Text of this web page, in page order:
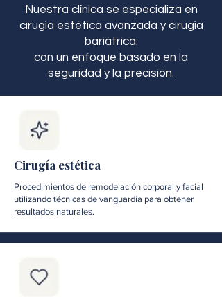
Nuestra clínica se especializa en
cirugía estética avanzada y cirugía
bariátrica.
con un enfoque basado en la
seguridad y la precisión.
Cirugía estética
Procedimientos de remodelación corporal y facial
utilizando técnicas de vanguardia para obtener
resultados naturales.